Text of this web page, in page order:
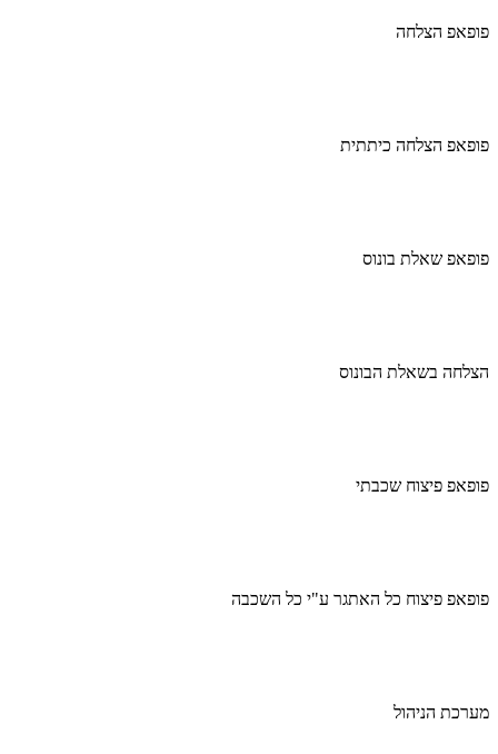
פופאפ הצלחה
פופאפ הצלחה כיתתית
פופאפ שאלת בונוס
הצלחה בשאלת הבונוס
פופאפ פיצוח שכבתי
פופאפ פיצוח כל האתגר ע"י כל השכבה
מערכת הניהול